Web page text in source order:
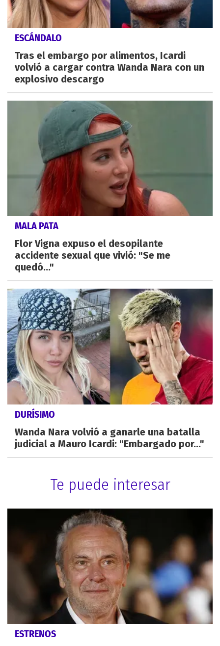
ESCÁNDALO
Tras el embargo por alimentos, Icardi
volvió a cargar contra Wanda Nara con un
explosivo descargo
MALA PATA
Flor Vigna expuso el desopilante
accidente sexual que vivió: "Se me
quedó..."
DURÍSIMO
Wanda Nara volvió a ganarle una batalla
judicial a Mauro Icardi: "Embargado por..."
Te puede interesar
ESTRENOS